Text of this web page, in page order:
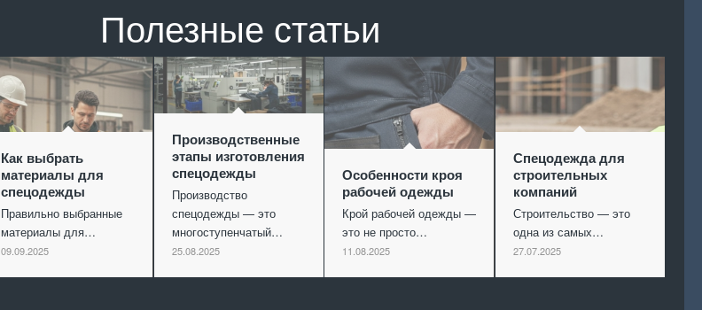
Полезные статьи
Как выбрать
материалы для
спецодежды
Правильно выбранные
материалы для…
09.09.2025
Производственные
этапы изготовления
спецодежды
Производство
спецодежды — это
многоступенчатый…
25.08.2025
Особенности кроя
рабочей одежды
Крой рабочей одежды —
это не просто…
11.08.2025
Спецодежда для
строительных
компаний
Строительство — это
одна из самых…
27.07.2025